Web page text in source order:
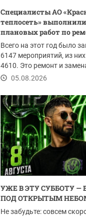
Специалисты АО
теплосеть» выполнили
плановых работ по
Всего на этот год было
6147 мероприятий, из
4610. Это ремонт и
погонных...
05.08.2026
УЖЕ В ЭТУ СУББОТУ —
ПОД ОТКРЫТЫМ
Не забудьте: совсем